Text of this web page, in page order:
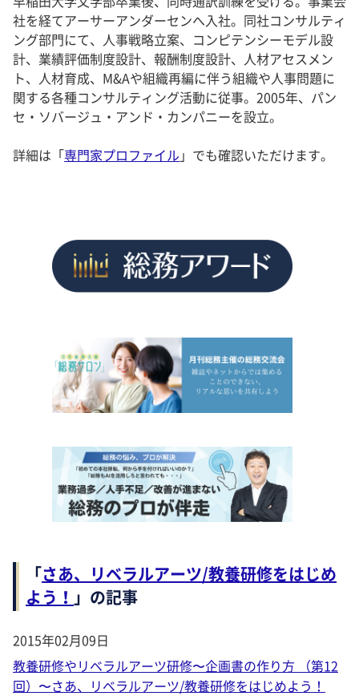
社を経てアーサーアンダーセンへ入社。同社コンサルティ
ング部門にて、人事戦略立案、コンピテンシーモデル設
計、業績評価制度設計、報酬制度設計、人材アセスメン
ト、人材育成、M&Aや組織再編に伴う組織や人事問題に
関する各種コンサルティング活動に従事。2005年、パン
セ・ソバージュ・アンド・カンパニーを設立。
詳細は「専門家プロファイル 」でも確認いただけます。
「さあ、リベラルアーツ/教養研修をはじめ
よう！ 」の記事
2015年02月09日
教養研修やリベラルアーツ研修〜企画書の作り方 （第12
回）〜さあ、リベラルアーツ/教養研修をはじめよう！